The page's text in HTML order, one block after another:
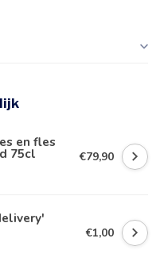
en fles
75cl €79,90
€1,00